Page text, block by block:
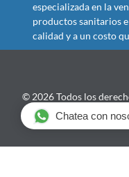
especializada en la
productos sanitarios
calidad y a un costo
© 2026 Todos los
Chatea con